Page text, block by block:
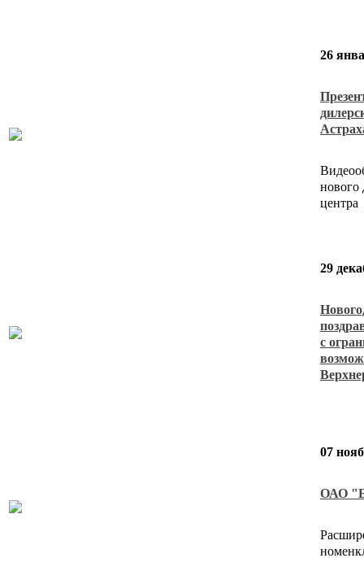
26
нового
центра
29
с
07
ОАО